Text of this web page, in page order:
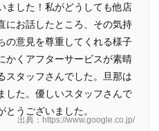
ました！私がどうしても他店
にお話したところ、その気持
の意見を尊重してくれる様子
かくアフターサービスが素晴
スタッフさんでした。旦那は
した。優しいスタッフさんで
うございました。
出典：https://www.google.co.jp/